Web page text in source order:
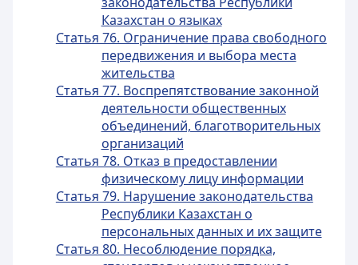
Казахстан о языках
Статья 76. Ограничение права свободного
передвижения и выбора места
жительства
Статья 77. Воспрепятствование законной
деятельности общественных
объединений, благотворительных
организаций
Статья 78. Отказ в предоставлении
физическому лицу информации
Статья 79. Нарушение законодательства
Республики Казахстан о
персональных данных и их защите
Статья 80. Несоблюдение порядка,